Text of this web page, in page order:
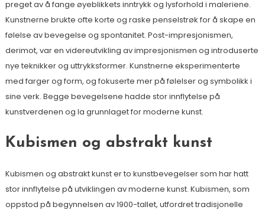
preget av å fange øyeblikkets inntrykk og lysforhold i maleriene.
Kunstnerne brukte ofte korte og raske penselstrøk for å skape en
følelse av bevegelse og spontanitet. Post-impresjonismen,
derimot, var en videreutvikling av impresjonismen og introduserte
nye teknikker og uttrykksformer. Kunstnerne eksperimenterte
med farger og form, og fokuserte mer på følelser og symbolikk i
sine verk. Begge bevegelsene hadde stor innflytelse på
kunstverdenen og la grunnlaget for moderne kunst.
Kubismen og abstrakt kunst
Kubismen og abstrakt kunst er to kunstbevegelser som har hatt
stor innflytelse på utviklingen av moderne kunst. Kubismen, som
oppstod på begynnelsen av 1900-tallet, utfordret tradisjonelle